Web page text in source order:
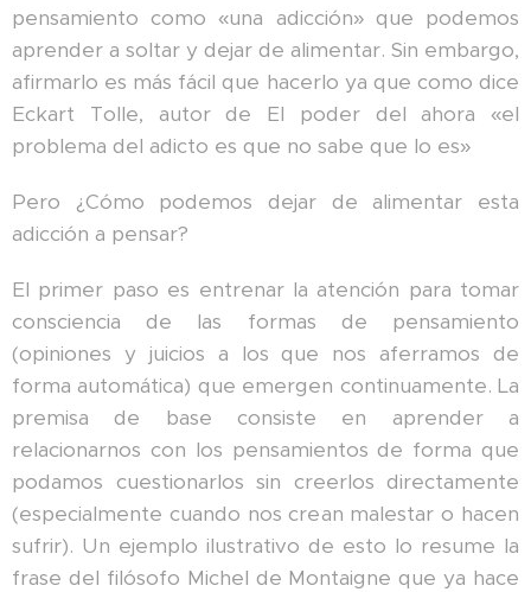
pensamiento como «una adicción» que podemos
aprender a soltar y dejar de alimentar. Sin embargo,
afirmarlo es más fácil que hacerlo ya que como dice
Eckart Tolle, autor de El poder del ahora «el
problema del adicto es que no sabe que lo es»
Pero ¿Cómo podemos dejar de alimentar esta
adicción a pensar?
El primer paso es entrenar la atención para tomar
consciencia de las formas de pensamiento
(opiniones y juicios a los que nos aferramos de
forma automática) que emergen continuamente. La
premisa de base consiste en aprender a
relacionarnos con los pensamientos de forma que
podamos cuestionarlos sin creerlos directamente
(especialmente cuando nos crean malestar o hacen
sufrir). Un ejemplo ilustrativo de esto lo resume la
frase del filósofo Michel de Montaigne que ya hace